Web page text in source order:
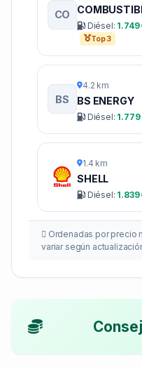
CO
Diésel: 1.749
Top 3
BS
4.2 km
BS ENERGY
Diésel: 1.779
1.4 km
SHELL
Diésel: 1.839
Ordenadas por precio
variar según